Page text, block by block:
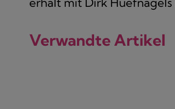
Verwandte Artikel